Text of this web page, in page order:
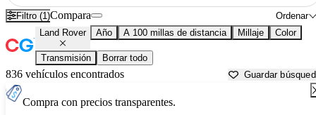
Filtro (1) Ordenar
Compara
Land Rover Año A 100 millas de distancia Millaje Color
Transmisión Borrar todo
836 vehículos encontrados Guardar
Compra con precios transparentes.